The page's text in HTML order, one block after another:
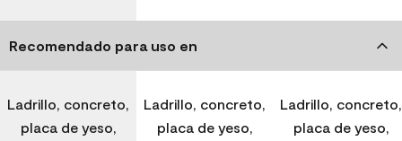
Recomendado para uso en
Ladrillo, concreto,
placa de yeso,
Ladrillo, concreto,
placa de yeso,
Ladrillo, concreto,
placa de yeso,